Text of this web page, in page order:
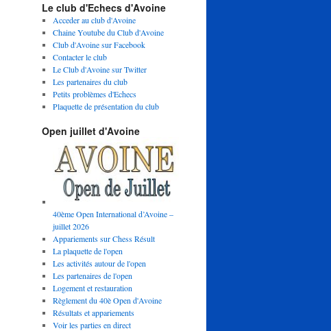
Le club d'Echecs d'Avoine
Acceder au club d'Avoine
Chaine Youtube du Club d'Avoine
Club d'Avoine sur Facebook
Contacter le club
Le Club d'Avoine sur Twitter
Les partenaires du club
Petits problèmes d'Echecs
Plaquette de présentation du club
Open juillet d'Avoine
40ème Open International d’Avoine –
juillet 2026
Appariements sur Chess Résult
La plaquette de l'open
Les activités autour de l'open
Les partenaires de l'open
Logement et restauration
Règlement du 40è Open d'Avoine
Résultats et appariements
Voir les parties en direct